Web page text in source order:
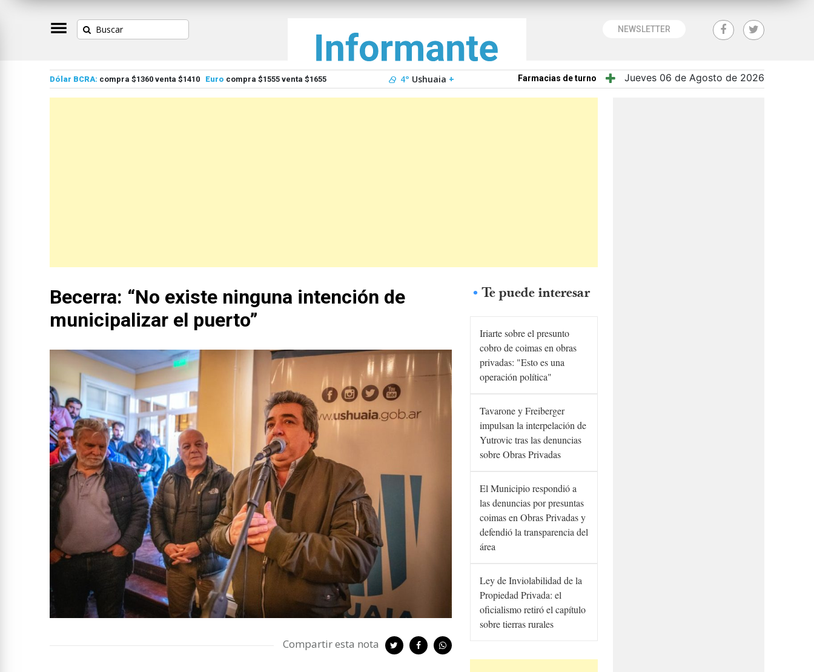
NEWSLETTER
Dólar BCRA: compra $1360 venta $1410 Euro compra $1555 venta $1655 4° Ushuaia + Farmacias de turno Jueves 06 de Agosto de 2026
Becerra: “No existe ninguna intención de
municipalizar el puerto”
Compartir esta nota
Te puede interesar
Iriarte sobre el presunto
cobro de coimas en obras
privadas: "Esto es una
operación política"
Tavarone y Freiberger
impulsan la interpelación de
Yutrovic tras las denuncias
sobre Obras Privadas
El Municipio respondió a
las denuncias por presuntas
coimas en Obras Privadas y
defendió la transparencia del
área
Ley de Inviolabilidad de la
Propiedad Privada: el
oficialismo retiró el capítulo
sobre tierras rurales